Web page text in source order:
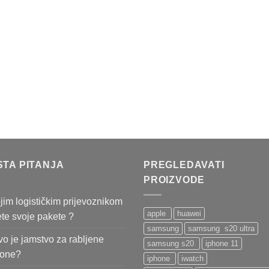
PITANJA
logističkim prijevoznikom
svoje pakete ?
je jamstvo za rabljene
PREGLEDAVATI
PROIZVODE
apple
huawei
samsung
samsung s20 ultra
samsung s20
iphone 11
iphone
iwatch